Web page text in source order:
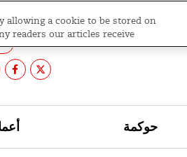
حوكمة
allowing a cookie to be stored on
readers our articles receive.